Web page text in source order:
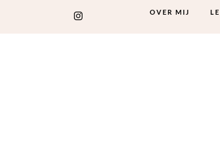
OVER MIJ